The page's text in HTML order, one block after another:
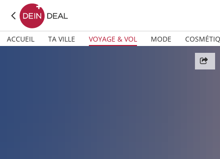
ACCUEIL TA VILLE VOYAGE & VOL MODE